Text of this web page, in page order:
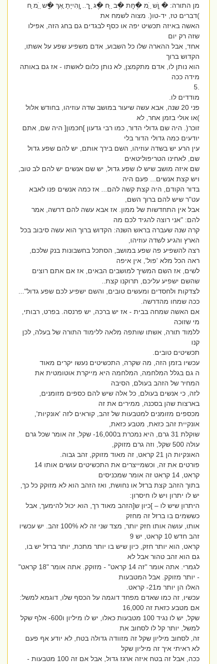
מן התורה: � ְוְָׂש ַ ַׂמ �ְּחְָּת �ְּב ַ ַּח �ֶּג ָ ָּך.. ְָוְָהִיִיָתָ ַַאְךְ �ָׂש ֵ ֵׂמ ַַח
)דברים טז, יד-טו(. מצוה לשמח את
האשה באיזה תכשיט יפה או כסף לבגדים גם בחג הזה, אפילו
שזה רק יום
אחד, אבל ההארה שלו כל השבוע, אדם משפיע שפע על אשתו,
הקדוש ברוך
הוא נותן לו, אדם מתקמצן, לא נותן כלום לאשתו - אז גם באותה
מידה ככה
מודדים לו.
פני 20 שנה, אבא עשה שיעור במושב שדה עוזיהו, בחודש אלול
)או אולי בזמן אחר, לא
זוכר(. היה שם גדולי הדור, כמו רבי גדעון ]חכמון[ היה שם, אתם
יודעים כמה גדולי הדור בלי
עין הרע יש בשדה עוזיהו, השם בירך אותם, יש להם שפע גדול
שם, לאחינו הטריפוליטאים
שם איזה מושב שיש לו שפע גדול, יש שם אנשים יש להם לב טוב,
ויש קצת אנשים... פעם היה
בדור הקודם, היה קצת קשה להם... אז כמה אנשים פנו לאבא
עט"ר שיש להם ברוך השם,
אבל אין התחדשות של ממון. אז אבא עשה להם דרשה, אמר
להם: "אני רוצה להגיד לכם מה
קרה שנה שעברה בראש השנה: הקדוש ברוך הוא עשה סיבוב בכל
הארץ והגיע לשדה עוזיהו,
רצה להשפיע פה שפע במושב, הסתכל בחשבונות בנק שלכם,
ראה הכל מלא 'פול', אין איפה
לשים, אז השם המשיך למושבים הבאים, אז אם אתם רוצים
שהשם ישפיע עליכם, תרוקנו קצת..
לצדקות ולחסדים ומעשים טובים, והשם ישפיע לכם שפע גדול"...
ככה שמחו מהדרשה.
אם האשה שמחה בבית - אז יש ברכה, יש פרנסה. בפרט, רבותי,
מי שזוכה
ללמוד תורה, אשתו שותפה מלאה ללימוד התורה של בעלה, לכן
קנו
תכשיטים טובים.
עכשיו בזמן הזה, מה שקרה, התכשיטים נעשו יקרים מאוד
ה גם בגלל המלחמה, המלחמה היא מייקרת אוטומטית את
המחיר של הזהב בעולם, הסיבה
לזה, כי אנשים בעולם, כל אלה שיש להם כספים מזומנים,
בארצות שהן בסכנה, ממירים את זה
מכספים מזומנים למטבעות של זהב, קוראים לזה 'אונקיות',
אונקיית זהב כזאת, מטבע כזאת,
שוקלת 31 גרם, היא נמכרת ב16,000- שקל, זה אומר שכל גרם
עולה 500 שקל, וזה גרם מזוקק,
האונקיות הן 21 קראט, זה מאוד מזוקק, זהב גבוה.
פורטים את זה, וכשמייצרים את התכשיטים עושים אותו 14
קראט, 14 קראט זה אומר שמכניסים
בתוך הזהב קצת ברזל או נחושת, ואז הזהב הוא לא מזוקק כל כך,
יש לו יתרון ויש לו חיסרון:
היתרון שיש לו – ]כיון ש[הזהב מאוד רך, הוא יכול להימעך, אבל
כששמים בו ברזל זה מחזק
אותו, עושה אותו חזק יותר, מצד שני זה לא 100% זהב. יש עכשיו
זהב חדש 10 קראט, יש 9
קראט, הוא יותר חזק, כיון שיש בו יותר מתכת, יותר ברזל יש בו,
גם הוא זהב טהור אבל לא
לגמרי. אתה אומר "זה 14 קראט" - מזוקק. אתה אומר "18 קראט"
- יותר מזוקק. אבל המטבעות
האלו הן יותר מ21- קראט.
עכשיו, זה כמו שאדם מפחד דוגמה על הכסף שלו, דוגמא למשל:
אם מטבע כזאת זה 16,000
שקל, יש לו נגיד 100 מטבעות כאלו, יש לו מיליון ו600- אלף שקל
למשל, יותר קל לו לסחוב את
זה, לסחוב מיליון שקל זה מזוודה גדולה בטח, לא יודע אף פעם
לא ראיתי איך זה מיליון שקל
ככה, אבל זה בטח איזה ארגז גדול, אבל אם זה 100 מטבעות -